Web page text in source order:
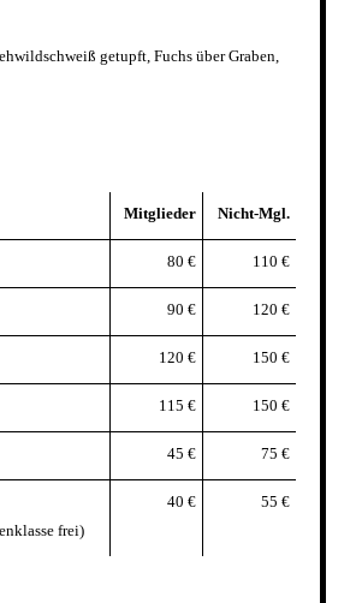
getupft, Fuchs über Graben,
Mitglieder Nicht-Mgl.
80 € 110 €
90 € 120 €
120 € 150 €
115 € 150 €
45 € 75 €
frei)
40 € 55 €